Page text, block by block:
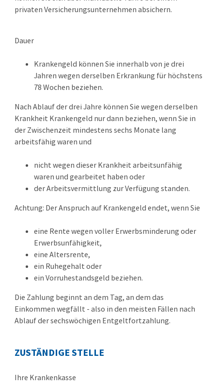
privaten Versicherungsunternehmen absichern.
Dauer
Krankengeld können Sie innerhalb von je drei
Jahren wegen derselben Erkrankung für höchstens
78 Wochen beziehen.
Nach Ablauf der drei Jahre können Sie wegen derselben
Krankheit Krankengeld nur dann beziehen, wenn Sie in
der Zwischenzeit mindestens sechs Monate lang
arbeitsfähig waren und
nicht wegen dieser Krankheit arbeitsunfähig
waren und gearbeitet haben oder
der Arbeitsvermittlung zur Verfügung standen.
Achtung: Der Anspruch auf Krankengeld endet, wenn Sie
eine Rente wegen voller Erwerbsminderung oder
Erwerbsunfähigkeit,
eine Altersrente,
ein Ruhegehalt oder
ein Vorruhestandsgeld beziehen.
Die Zahlung beginnt an dem Tag, an dem das
Einkommen wegfällt - also in den meisten Fällen nach
Ablauf der sechswöchigen Entgeltfortzahlung.
ZUSTÄNDIGE STELLE
Ihre Krankenkasse